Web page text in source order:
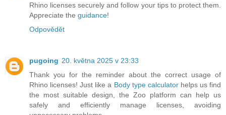
Rhino licenses securely and follow your tips to protect them.
Appreciate the guidance!
Odpovědět
pugoing 20. května 2025 v 23:33
Thank you for the reminder about the correct usage of
Rhino licenses! Just like a Body type calculatorhelps us find
the most suitable design, the Zoo platform can help us
safely and efficiently manage licenses, avoiding